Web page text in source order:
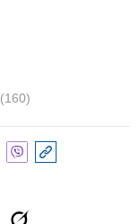
(160)